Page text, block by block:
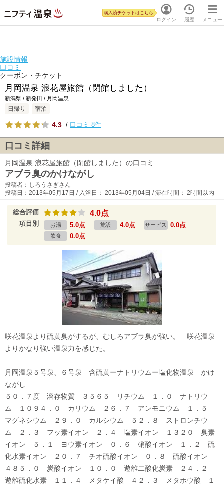
ログイン
購入済チケットはこちら
履歴 メニュー
施設情報
口コミ
クーポン・チケット
月岡温泉 浪花屋旅館（閉館しました）
新潟県 / 新発田 / 月岡温泉
日帰り 宿泊
4.3 / 口コミ 8件
口コミ詳細
月岡温泉 浪花屋旅館（閉館しました）の口コミ
アブラ臭のかけながし
投稿者：しろうさぎさん
投稿日：2013年05月17日 / 入浴日： 2013年05月04日 / 滞在時間： 2時間以内
総合評価 4.0点
項目別 お湯 5.0点 施設 4.0点 サービス 0.0点
飲食 0.0点
咲花温泉より硫黄臭がするが、むしろアブラ臭が強い。 咲花温泉
よりかなり強い温泉力を感じた。
月岡温泉５号泉、６号泉 含硫黄ーナトリウムー塩化物温泉 かけ
ながし
５０．７度 溶存物質 ３５６５ リチウム １．０ ナトリウ
ム １０９４．０ カリウム ２６．７ アンモニウム １．５
マグネシウム ２９．０ カルシウム ５２．８ ストロンチウ
ム ２．３ フッ素イオン ２．４ 塩素イオン １３２０ 臭素
イオン ５．１ ヨウ素イオン ０．６ 硝酸イオン １．２ 硫
化水素イオン ２０．７ チオ硫酸イオン ０．８ 硫酸イオン
４８５．０ 炭酸イオン １０．０ 遊離二酸化炭素 ２４．２
遊離硫化水素 １１．４ メタケイ酸 ４２．３ メタホウ酸 １